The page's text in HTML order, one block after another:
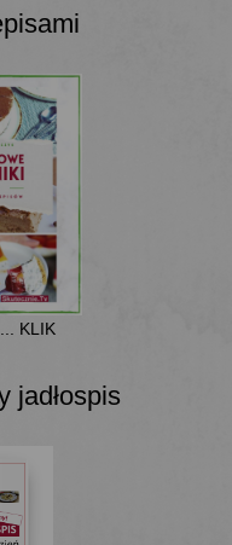
KLIK
jadłospis